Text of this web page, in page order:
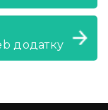
додатку